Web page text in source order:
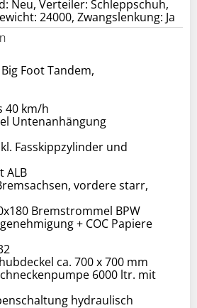
Neu, Verteiler: Schleppschuh,
24000, Zwangslenkung: Ja
Foot Tandem,
40 km/h
Untenanhängung
Fasskippzylinder und
ALB
vordere starr,
Bremstrommel BPW
+ COC Papiere
ca. 700 x 700 mm
6000 ltr. mit
hydraulisch